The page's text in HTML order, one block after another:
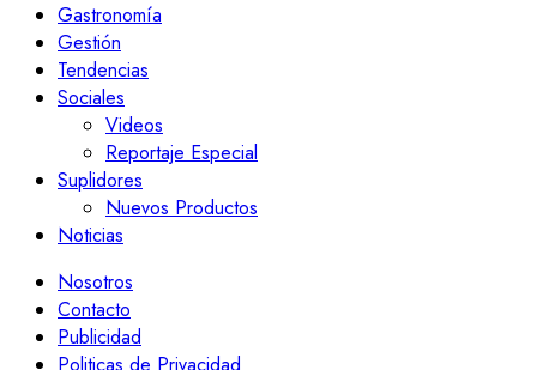
Gastronomía
Gestión
Tendencias
Sociales
Videos
Reportaje Especial
Suplidores
Nuevos Productos
Noticias
Nosotros
Contacto
Publicidad